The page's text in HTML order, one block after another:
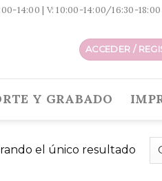
14:00 | V: 10:00-14:00/16:30-18:00
ACCEDER /
Y GRABADO
el único resultado